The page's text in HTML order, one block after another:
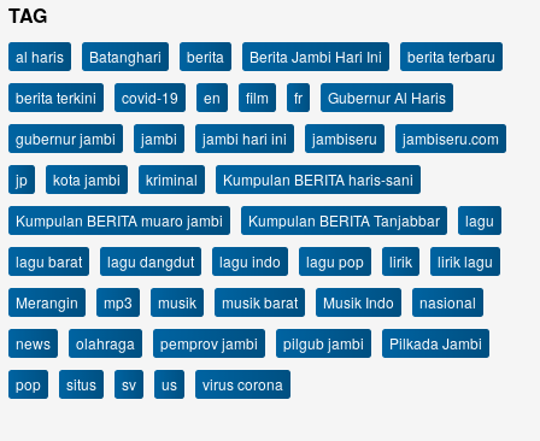
TAG
al haris Batanghari berita Berita Jambi Hari Ini
berita terbaru
berita terkini
covid-19 en film fr
Gubernur Al Haris
gubernur jambi
jambi jambi hari ini jambiseru
jambiseru.com
jp
kota jambi kriminal
Kumpulan BERITA haris-sani
Kumpulan BERITA muaro jambi
Kumpulan BERITA Tanjabbar
lagu
lagu barat
lagu dangdut lagu indo lagu pop lirik
lirik lagu
Merangin
mp3 musik musik barat Musik Indo
nasional
news
olahraga pemprov jambi pilgub jambi
Pilkada Jambi
pop
situs sv us virus corona